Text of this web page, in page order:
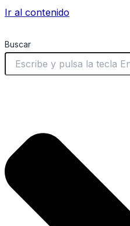
Ir al contenido
Buscar